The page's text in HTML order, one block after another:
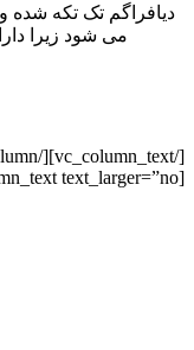
دیافراگم تک تکه شده
می شود زیرا
[vc_column_text text_larger=”no”]